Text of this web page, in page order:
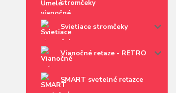
stromčeky
Svietiace stromčeky
Vianočné reťaze - RETRO
SMART svetelné reťazce